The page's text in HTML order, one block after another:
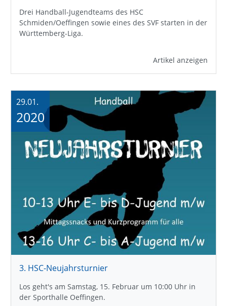
Drei Handball-Jugendteams des HSC
Schmiden/Oeffingen sowie eines des SVF starten in der
Württemberg-Liga.
Artikel anzeigen
3. HSC-Neujahrsturnier
Los geht's am Samstag, 15. Februar um 10:00 Uhr in
der Sporthalle Oeffingen.
29.01.
2020